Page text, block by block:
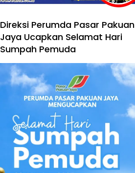
Direksi Perumda Pasar Pakuan
Jaya Ucapkan Selamat Hari
Sumpah Pemuda